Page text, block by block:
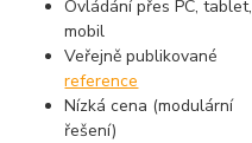
Ovládání přes PC, tablet,
mobil
Veřejně publikované
reference
Nízká cena (modulární
řešení)